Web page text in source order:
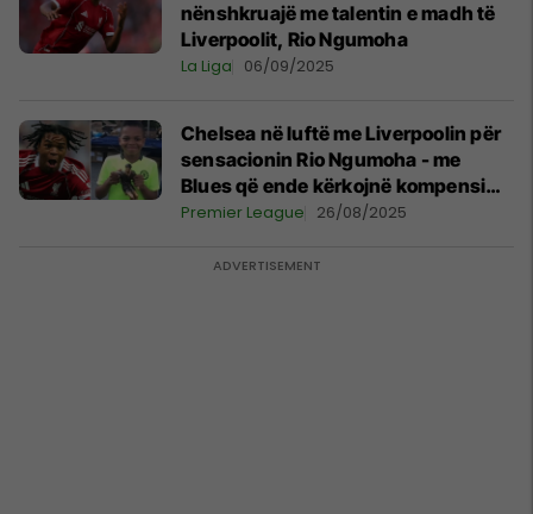
nënshkruajë me talentin e madh të
Liverpoolit, Rio Ngumoha
La Liga 06/09/2025
Chelsea në luftë me Liverpoolin për
sensacionin Rio Ngumoha - me
Blues që ende kërkojnë kompensim
për yllin 16-vjeçar
Premier League 26/08/2025